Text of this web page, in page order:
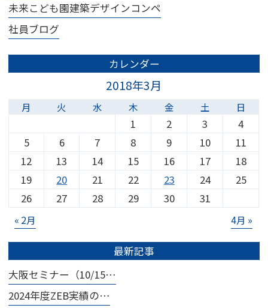
未来こども園建築デザインコンペ
社員ブログ
カレンダー
2018年3月
月 火 水 木 金 土 日
« 2月 4月 »
1 2 3
4
5
6 7 8 9 10
11
12
13 14 15 16 17
18
19
20 21 22 23 24
25
26
27 28 29 30 31
最新記事
大阪セミナー（10/15…
2024年度ZEB実績の…